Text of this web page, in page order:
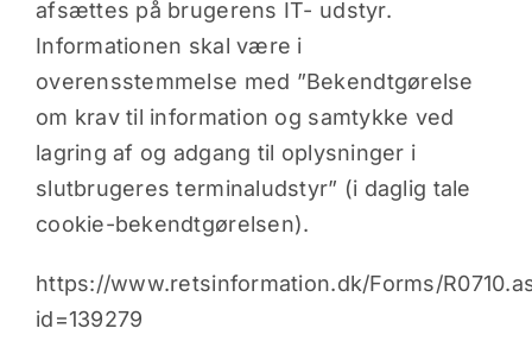
afsættes på brugerens IT- udstyr.
Informationen skal være i
overensstemmelse med ”Bekendtgørelse
om krav til information og samtykke ved
lagring af og adgang til oplysninger i
slutbrugeres terminaludstyr” (i daglig tale
cookie-bekendtgørelsen).
https://www.retsinformation.dk/Forms/
id=139279